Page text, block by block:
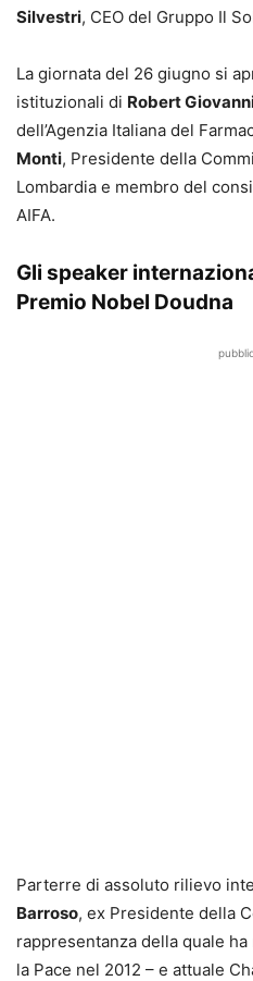
Silvestri, CEO del Gruppo Il
La giornata del 26 giugno si
istituzionali di Robert
dell’Agenzia Italiana del
Monti, Presidente della
Lombardia e membro del
AIFA.
Gli speaker
Premio Nobel Doudna
Parterre di assoluto rilievo
Barroso, ex Presidente della
rappresentanza della quale
la Pace nel 2012 – e attuale